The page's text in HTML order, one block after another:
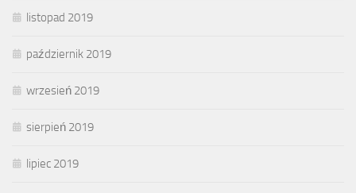
listopad 2019
październik 2019
wrzesień 2019
sierpień 2019
lipiec 2019